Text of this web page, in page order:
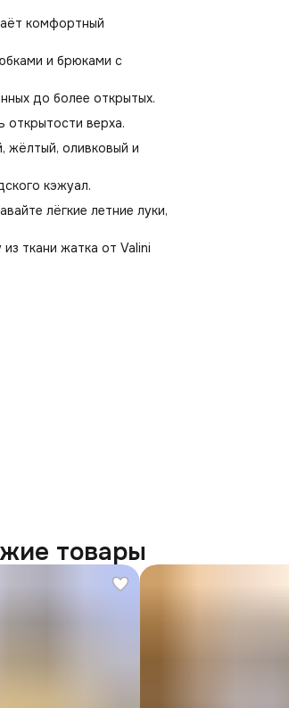
комфортный
и брюками с
до более открытых.
верха.
жёлтый, оливковый и
кэжуал.
лёгкие летние луки,
ткани жатка от Valini
товары